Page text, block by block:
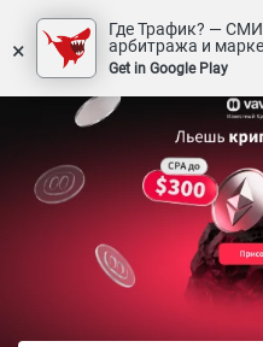
×
Где Трафик? —
арбитража и
Get in Google Play